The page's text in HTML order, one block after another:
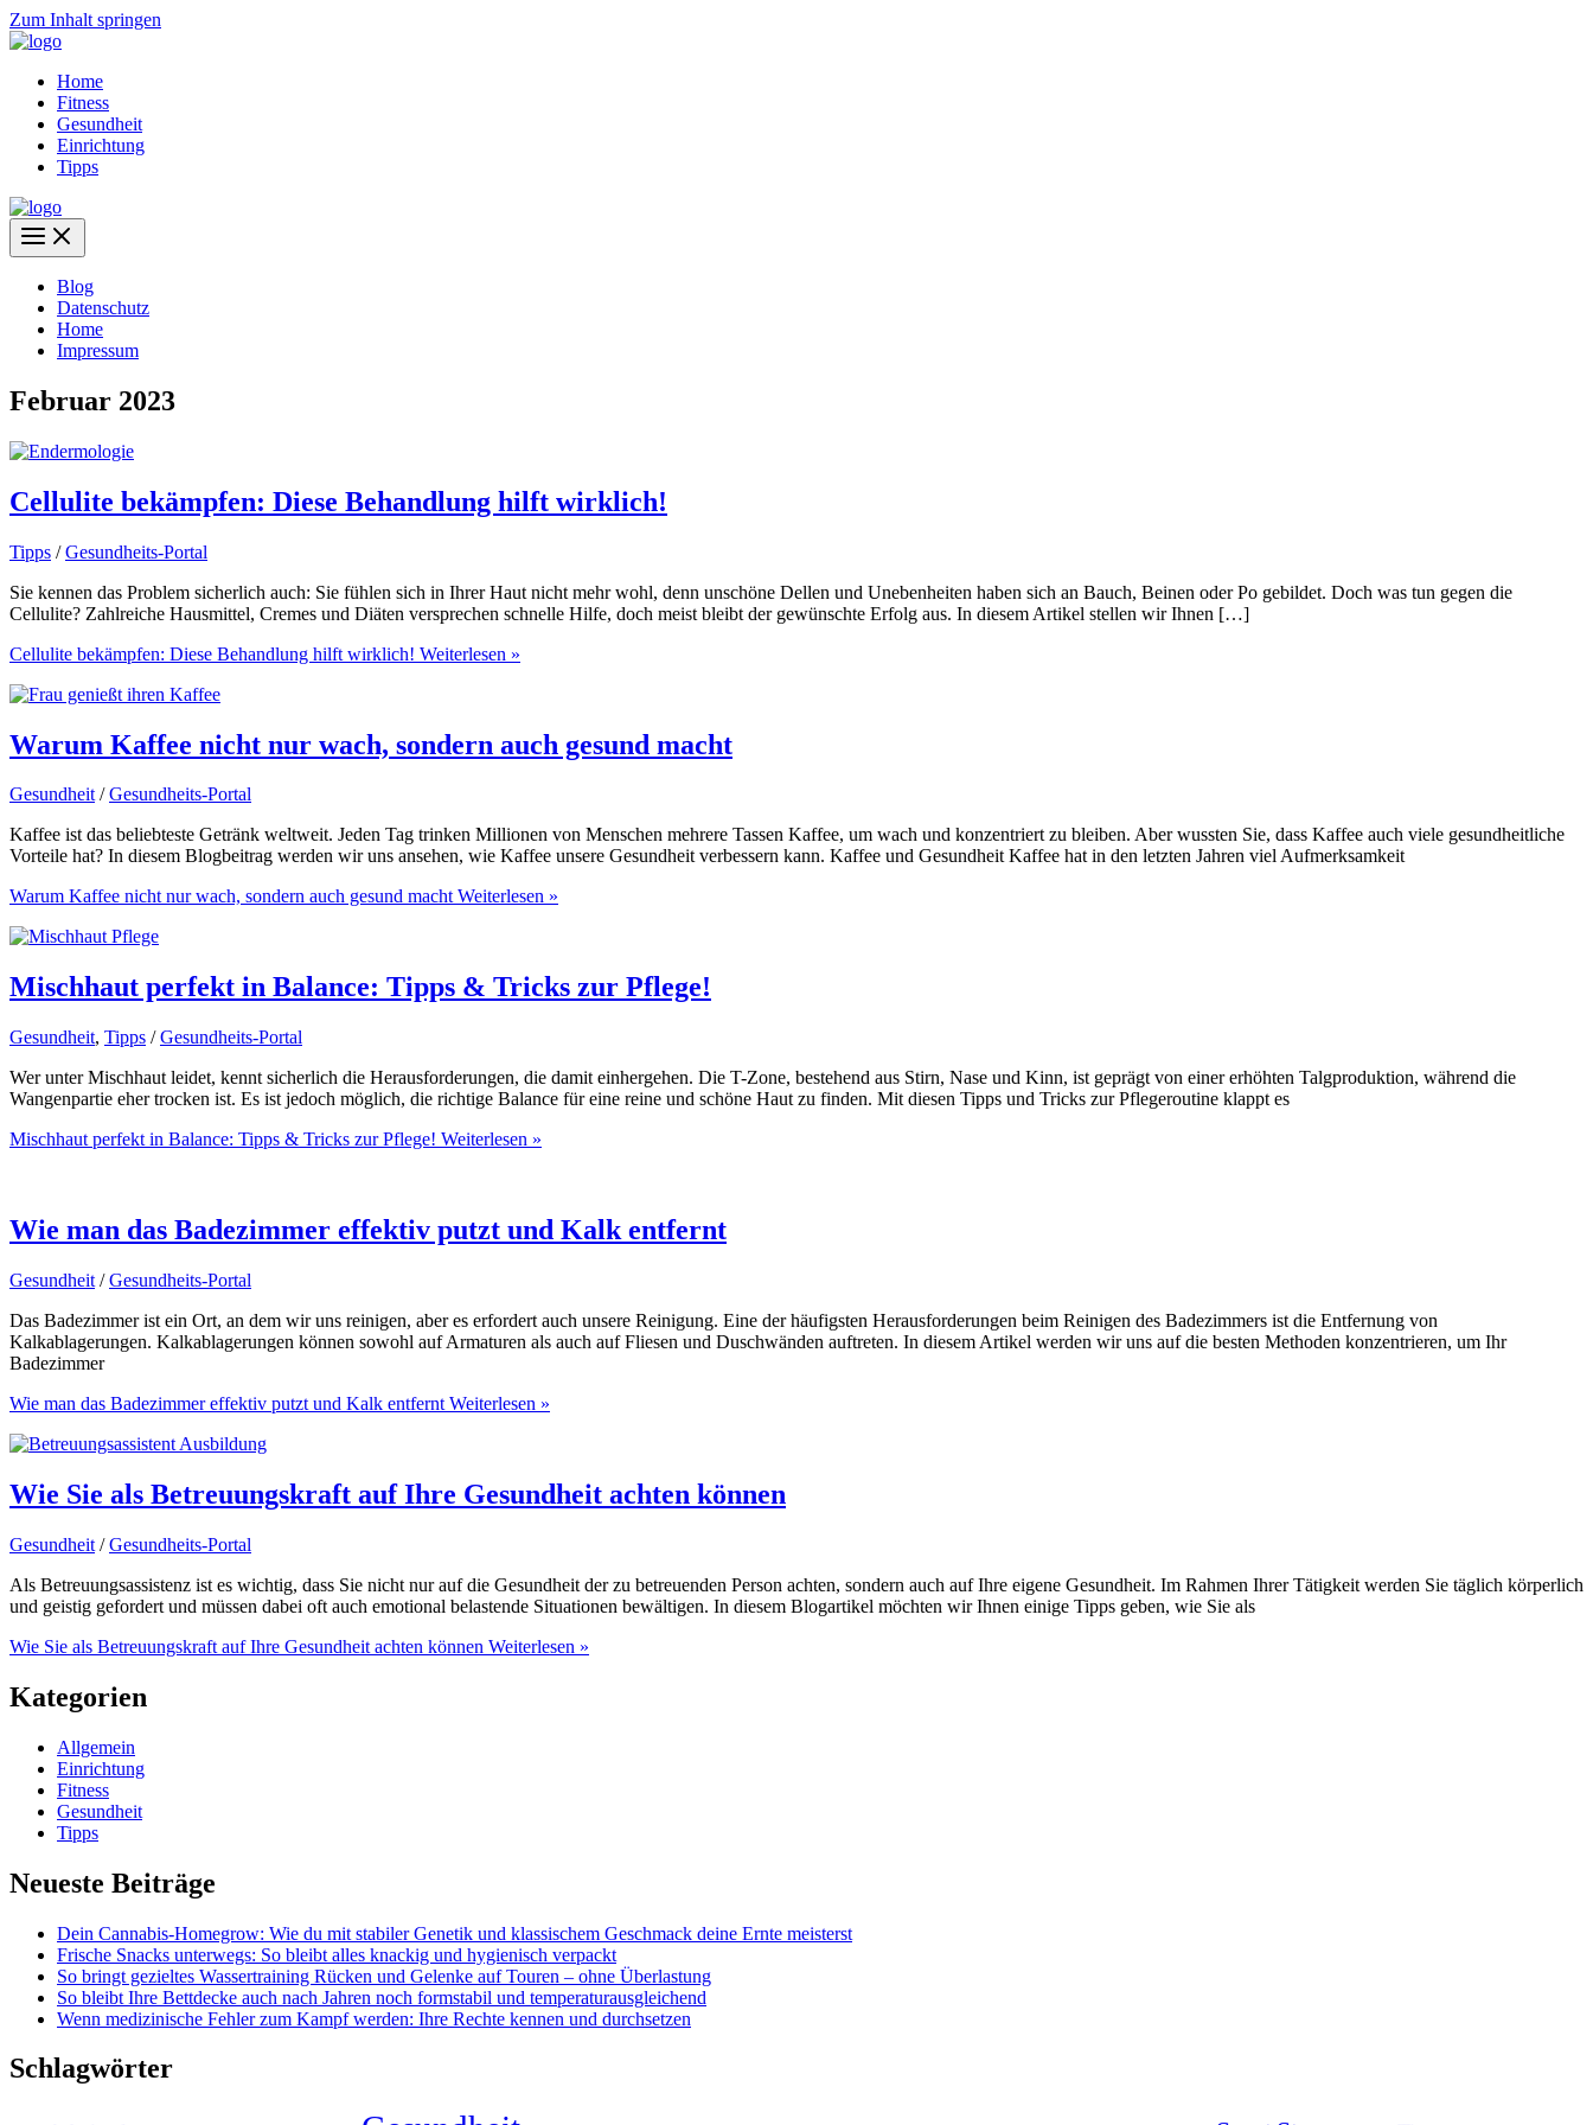
Zum Inhalt springen
Home
Fitness
Gesundheit
Einrichtung
Tipps
Blog
Datenschutz
Home
Impressum
Februar 2023
Cellulite bekämpfen: Diese Behandlung hilft wirklich!
Tipps /Gesundheits-Portal
Sie kennen das Problem sicherlich auch: Sie fühlen sich in Ihrer Haut nicht mehr wohl, denn unschöne Dellen und Unebenheiten haben sich an Bauch, Beinen oder Po gebildet. Doch was tun gegen die
Cellulite? Zahlreiche Hausmittel, Cremes und Diäten versprechen schnelle Hilfe, doch meist bleibt der gewünschte Erfolg aus. In diesem Artikel stellen wir Ihnen […]
Cellulite bekämpfen: Diese Behandlung hilft wirklich! Weiterlesen »
Warum Kaffee nicht nur wach, sondern auch gesund macht
Gesundheit/Gesundheits-Portal
Kaffee ist das beliebteste Getränk weltweit. Jeden Tag trinken Millionen von Menschen mehrere Tassen Kaffee, um wach und konzentriert zu bleiben. Aber wussten Sie, dass Kaffee auch viele gesundheitliche
Vorteile hat? In diesem Blogbeitrag werden wir uns ansehen, wie Kaffee unsere Gesundheit verbessern kann. Kaffee und Gesundheit Kaffee hat in den letzten Jahren viel Aufmerksamkeit
Warum Kaffee nicht nur wach, sondern auch gesund machtWeiterlesen »
Mischhaut perfekt in Balance: Tipps & Tricks zur Pflege!
Gesundheit, Tipps /Gesundheits-Portal
Wer unter Mischhaut leidet, kennt sicherlich die Herausforderungen, die damit einhergehen. Die T-Zone, bestehend aus Stirn, Nase und Kinn, ist geprägt von einer erhöhten Talgproduktion, während die
Wangenpartie eher trocken ist. Es ist jedoch möglich, die richtige Balance für eine reine und schöne Haut zu finden. Mit diesen Tipps und Tricks zur Pflegeroutine klappt es
Mischhaut perfekt in Balance: Tipps & Tricks zur Pflege! Weiterlesen »
Wie man das Badezimmer effektiv putzt und Kalk entfernt
Gesundheit /Gesundheits-Portal
Das Badezimmer ist ein Ort, an dem wir uns reinigen, aber es erfordert auch unsere Reinigung. Eine der häufigsten Herausforderungen beim Reinigen des Badezimmers ist die Entfernung von
Kalkablagerungen. Kalkablagerungen können sowohl auf Armaturen als auch auf Fliesen und Duschwänden auftreten. In diesem Artikel werden wir uns auf die besten Methoden konzentrieren, um Ihr
Badezimmer
Wie man das Badezimmer effektiv putzt und Kalk entfernt Weiterlesen »
Wie Sie als Betreuungskraft auf Ihre Gesundheit achten können
Gesundheit /Gesundheits-Portal
Als Betreuungsassistenz ist es wichtig, dass Sie nicht nur auf die Gesundheit der zu betreuenden Person achten, sondern auch auf Ihre eigene Gesundheit. Im Rahmen Ihrer Tätigkeit werden Sie täglich körperlich
und geistig gefordert und müssen dabei oft auch emotional belastende Situationen bewältigen. In diesem Blogartikel möchten wir Ihnen einige Tipps geben, wie Sie als
Wie Sie als Betreuungskraft auf Ihre Gesundheit achten können Weiterlesen »
Kategorien
Allgemein
Einrichtung
Fitness
Gesundheit
Tipps
Neueste Beiträge
Dein Cannabis-Homegrow: Wie du mit stabiler Genetik und klassischem Geschmack deine Ernte meisterst
Frische Snacks unterwegs: So bleibt alles knackig und hygienisch verpackt
So bringt gezieltes Wassertraining Rücken und Gelenke auf Touren – ohne Überlastung
So bleibt Ihre Bettdecke auch nach Jahren noch formstabil und temperaturausgleichend
Wenn medizinische Fehler zum Kampf werden: Ihre Rechte kennen und durchsetzen
Schlagwörter